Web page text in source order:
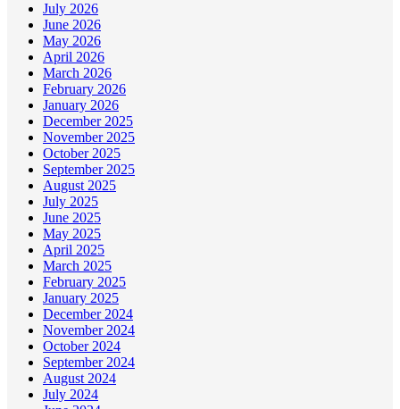
July 2026
June 2026
May 2026
April 2026
March 2026
February 2026
January 2026
December 2025
November 2025
October 2025
September 2025
August 2025
July 2025
June 2025
May 2025
April 2025
March 2025
February 2025
January 2025
December 2024
November 2024
October 2024
September 2024
August 2024
July 2024